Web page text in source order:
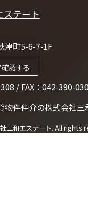
テート
津町5-6-7-1F
認する
/ FAX：042-390-
物件仲介の株式会社
三和エステート. All rights